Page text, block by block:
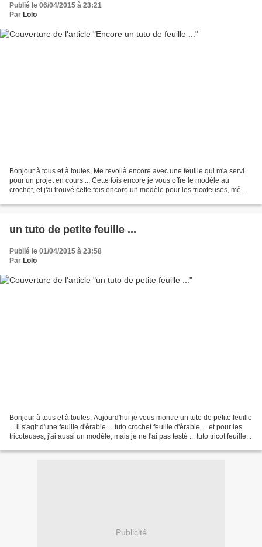
Publié le 06/04/2015 à 23:21
Par Lolo
Bonjour à tous et à toutes, Me revoilà encore avec une feuille qui m'a servi
pour un projet en cours ... Cette fois encore je vous offre le modèle au
crochet, et j'ai trouvé cette fois encore un modèle pour les tricoteuses, même
un tuto de petite feuille ...
Publié le 01/04/2015 à 23:58
Par Lolo
Bonjour à tous et à toutes, Aujourd'hui je vous montre un tuto de petite feuille
... il s'agit d'une feuille d'érable ... tuto crochet feuille d'érable ... et pour les
tricoteuses, j'ai aussi un modèle, mais je ne l'ai pas testé ... tuto tricot feuille...
Publicité